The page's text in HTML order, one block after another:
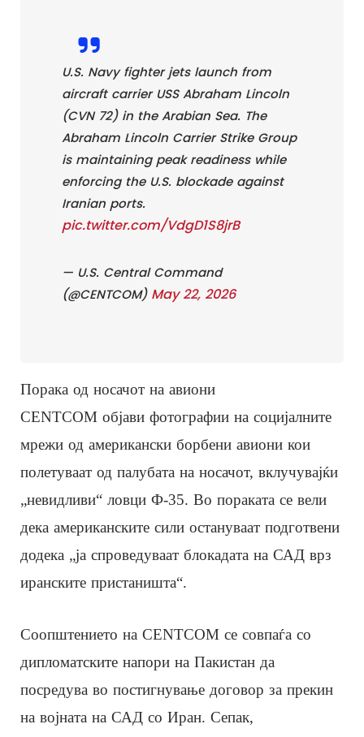
U.S. Navy fighter jets launch from
aircraft carrier USS Abraham Lincoln
(CVN 72) in the Arabian Sea. The
Abraham Lincoln Carrier Strike Group
is maintaining peak readiness while
enforcing the U.S. blockade against
Iranian ports.
pic.twitter.com/VdgD1S8jrB
— U.S. Central Command
(@CENTCOM) May 22, 2026
Порака од носачот на авиони
CENTCOM објави фотографии на социјалните
мрежи од американски борбени авиони кои
полетуваат од палубата на носачот, вклучувајќи
„невидливи“ ловци Ф-35. Во пораката се вели
дека американските сили остануваат подготвени
додека „ја спроведуваат блокадата на САД врз
иранските пристаништа“.
Соопштението на CENTCOM се совпаѓа со
дипломатските напори на Пакистан да
посредува во постигнување договор за прекин
на војната на САД со Иран. Сепак,